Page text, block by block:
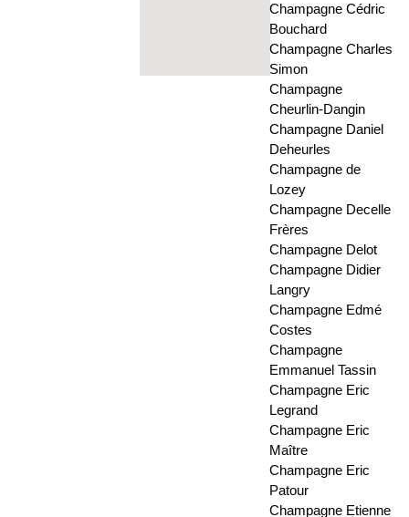
Champagne Cédric
Bouchard
Champagne Charles
Simon
Champagne
Cheurlin-Dangin
Champagne Daniel
Deheurles
Champagne de
Lozey
Champagne Decelle
Frères
Champagne Delot
Champagne Didier
Langry
Champagne Edmé
Costes
Champagne
Emmanuel Tassin
Champagne Eric
Legrand
Champagne Eric
Maître
Champagne Eric
Patour
Champagne Etienne